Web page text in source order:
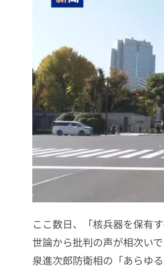
ここ数日、「核兵器を保有
世論から批判の声が相次い
泉進次郎防衛相の「あらゆ